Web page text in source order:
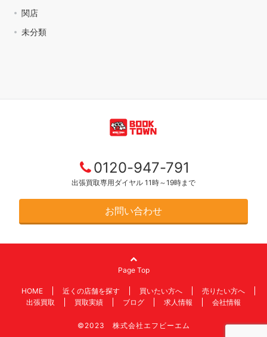
関店
未分類
0120-947-791
出張買取専用ダイヤル 11時～19時まで
お問い合わせ
Page Top
HOME 近くの店舗を探す 買いたい方へ
売りたい方へ
出張買取
買取実績 ブログ 求人情報 会社情報
©2023 株式会社エフビーエム